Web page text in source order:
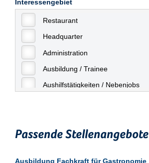
Frankfurt
Frankfurt am Main
Freiburg
Fulda
Göppingen
Hamburg
Interessengebiet
Restaurant
Headquarter
Administration
Ausbildung / Trainee
Aushilfstätigkeiten / Nebenjobs
Sonstiges
Passende Stellenangebote
Ausbildung Fachkraft für Gastronomie